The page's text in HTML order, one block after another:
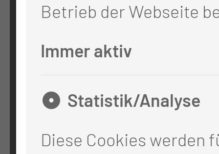
mul-ct.de
ADRESSE
Thiemstr. 111
03048 Cottbus
Betrieb der Webseite
Immer aktiv
Statistik/Analyse
Diese Cookies werden